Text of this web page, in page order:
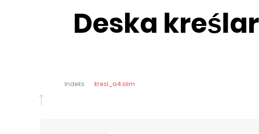
Deska
Indeks kresl_a4.slim